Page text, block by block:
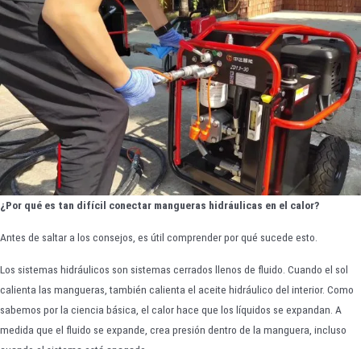
¿Por qué es tan difícil conectar mangueras hidráulicas en el calor?
Antes de saltar a los consejos, es útil comprender por qué sucede esto.
Los sistemas hidráulicos son sistemas cerrados llenos de fluido. Cuando el sol
calienta las mangueras, también calienta el aceite hidráulico del interior. Como
sabemos por la ciencia básica, el calor hace que los líquidos se expandan. A
medida que el fluido se expande, crea presión dentro de la manguera, incluso